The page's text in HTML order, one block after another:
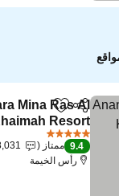
مشاركةto favorites
Mina Ras Al
Resort
9.4 ممتاز
8,031
رأس الخيمة